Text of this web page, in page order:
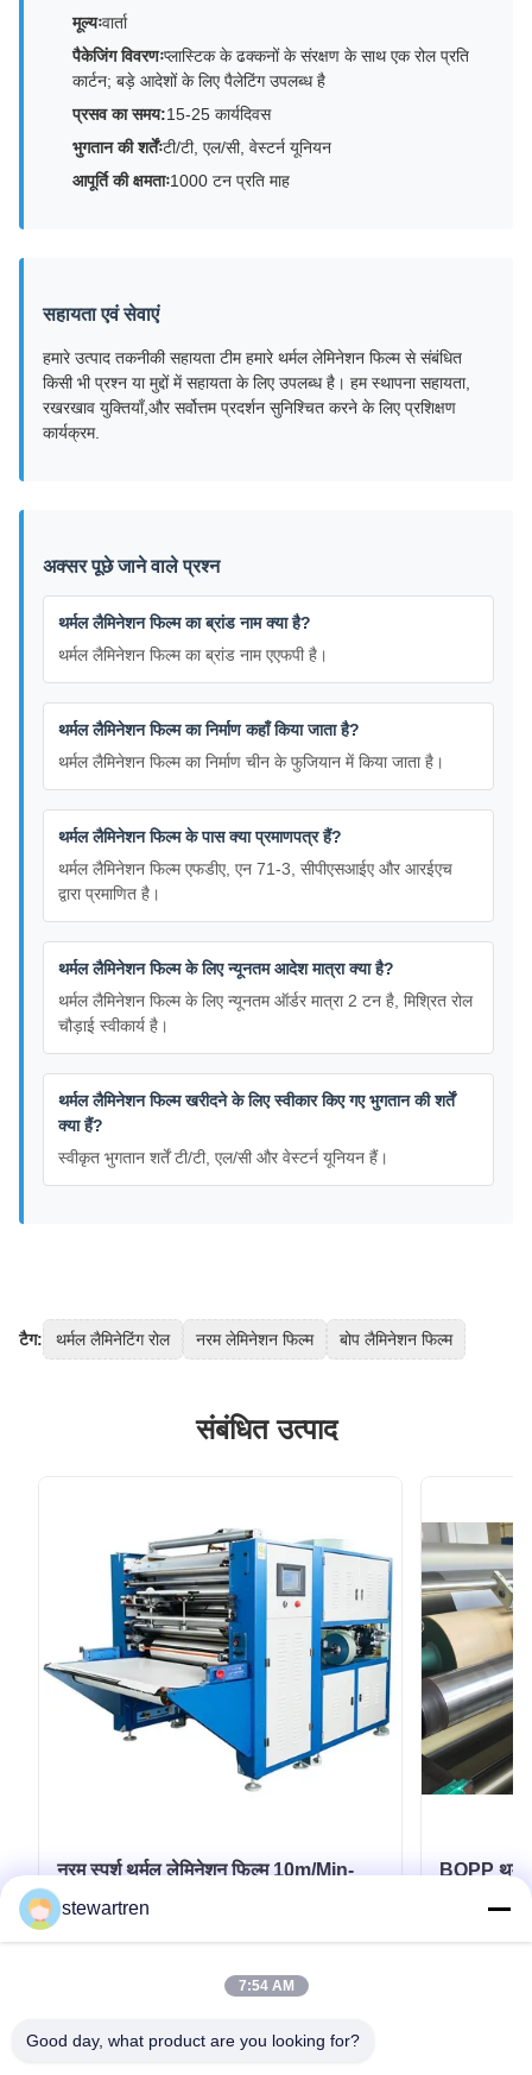
मूल्यःवार्ता
पैकेजिंग विवरणःप्लास्टिक के ढक्कनों के संरक्षण के साथ एक रोल प्रति
कार्टन; बड़े आदेशों के लिए पैलेटिंग उपलब्ध है
प्रसव का समय:15-25 कार्यदिवस
भुगतान की शर्तेंःटी/टी, एल/सी, वेस्टर्न यूनियन
आपूर्ति की क्षमताः1000 टन प्रति माह
सहायता एवं सेवाएं
हमारे उत्पाद तकनीकी सहायता टीम हमारे थर्मल लेमिनेशन फिल्म से संबंधित
किसी भी प्रश्न या मुद्दों में सहायता के लिए उपलब्ध है। हम स्थापना सहायता,
रखरखाव युक्तियाँ,और सर्वोत्तम प्रदर्शन सुनिश्चित करने के लिए प्रशिक्षण
कार्यक्रम.
अक्सर पूछे जाने वाले प्रश्न
थर्मल लैमिनेशन फिल्म का ब्रांड नाम क्या है?
थर्मल लैमिनेशन फिल्म का ब्रांड नाम एएफपी है।
थर्मल लैमिनेशन फिल्म का निर्माण कहाँ किया जाता है?
थर्मल लैमिनेशन फिल्म का निर्माण चीन के फुजियान में किया जाता है।
थर्मल लैमिनेशन फिल्म के पास क्या प्रमाणपत्र हैं?
थर्मल लैमिनेशन फिल्म एफडीए, एन 71-3, सीपीएसआईए और आरईएच
द्वारा प्रमाणित है।
थर्मल लैमिनेशन फिल्म के लिए न्यूनतम आदेश मात्रा क्या है?
थर्मल लैमिनेशन फिल्म के लिए न्यूनतम ऑर्डर मात्रा 2 टन है, मिश्रित रोल
चौड़ाई स्वीकार्य है।
थर्मल लैमिनेशन फिल्म खरीदने के लिए स्वीकार किए गए भुगतान की शर्तें
क्या हैं?
स्वीकृत भुगतान शर्तें टी/टी, एल/सी और वेस्टर्न यूनियन हैं।
टैग: थर्मल लैमिनेटिंग रोल नरम लेमिनेशन फिल्म बोप लैमिनेशन फिल्म
संबंधित उत्पाद
नरम स्पर्श थर्मल लेमिनेशन फिल्म 10m/Min-
60m/Min लचीली पैकेजिंग के लिए
BOPP
stewartren
7:54 AM
Good day, what product are you looking for?